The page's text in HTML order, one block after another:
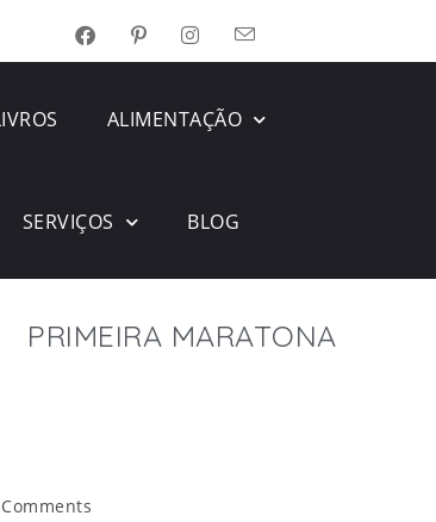
ALIMENTAÇÃO
SERVIÇOS BLOG
PRIMEIRA MARATONA